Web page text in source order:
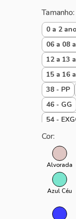
Tamanho:
0 a 2
06 a 08
12 a 13
15 a 16
38 - PP
46 - GG
54 -
Baby 00
Baby
padrão
Cor:
Alvorada
Azul Céu